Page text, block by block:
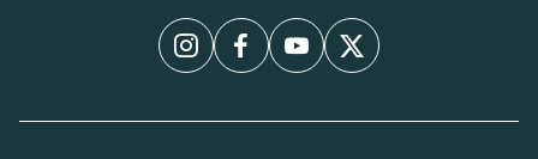
InstagramFacebookYouTube
X